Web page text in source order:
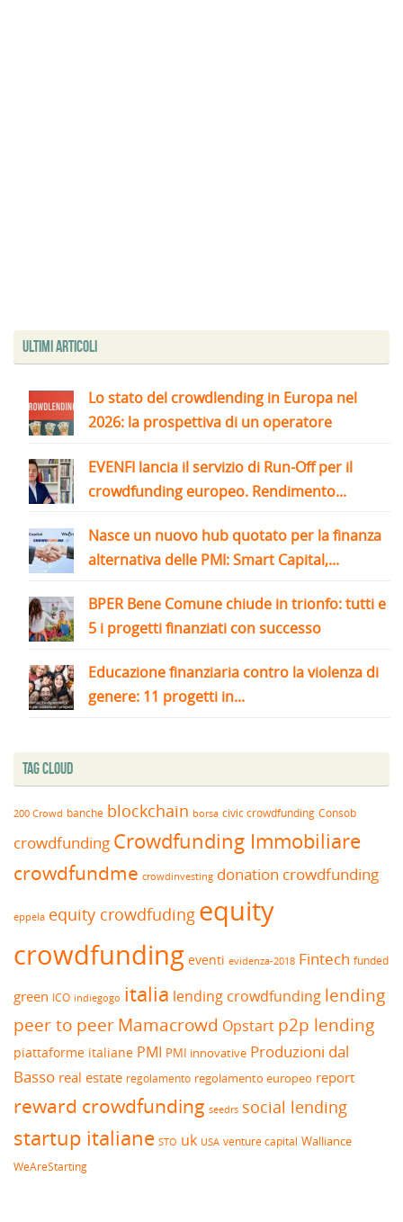
Ultimi articoli
Lo stato del crowdlending in Europa nel
2026: la prospettiva di un operatore
EVENFI lancia il servizio di Run-Off per il
crowdfunding europeo. Rendimento...
Nasce un nuovo hub quotato per la finanza
alternativa delle PMI: Smart Capital,...
BPER Bene Comune chiude in trionfo: tutti e
5 i progetti finanziati con successo
Educazione finanziaria contro la violenza di
genere: 11 progetti in...
Tag Cloud
200 Crowd banche blockchain borsa civic crowdfunding Consob
crowdfunding Crowdfunding Immobiliare
crowdfundme crowdinvesting donation crowdfunding
eppela equity crowdfuding equity
crowdfunding eventi evidenza-2018 Fintech funded
green ICO indiegogo italia lending crowdfunding lending
peer to peerMamacrowd Opstart p2p lending
piattaforme italiane PMI PMI innovative Produzioni dal
Basso real estate regolamento regolamento europeo report
reward crowdfunding seedrs social lending
startup italiane STO uk USA venture capital Walliance
WeAreStarting